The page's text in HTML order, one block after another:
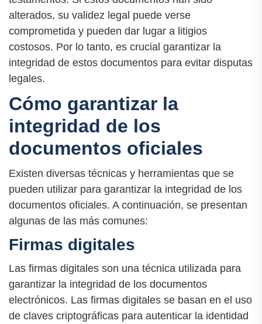
alterados, su validez legal puede verse
comprometida y pueden dar lugar a litigios
costosos. Por lo tanto, es crucial garantizar la
integridad de estos documentos para evitar disputas
legales.
Cómo garantizar la
integridad de los
documentos oficiales
Existen diversas técnicas y herramientas que se
pueden utilizar para garantizar la integridad de los
documentos oficiales. A continuación, se presentan
algunas de las más comunes:
Firmas digitales
Las firmas digitales son una técnica utilizada para
garantizar la integridad de los documentos
electrónicos. Las firmas digitales se basan en el uso
de claves criptográficas para autenticar la identidad